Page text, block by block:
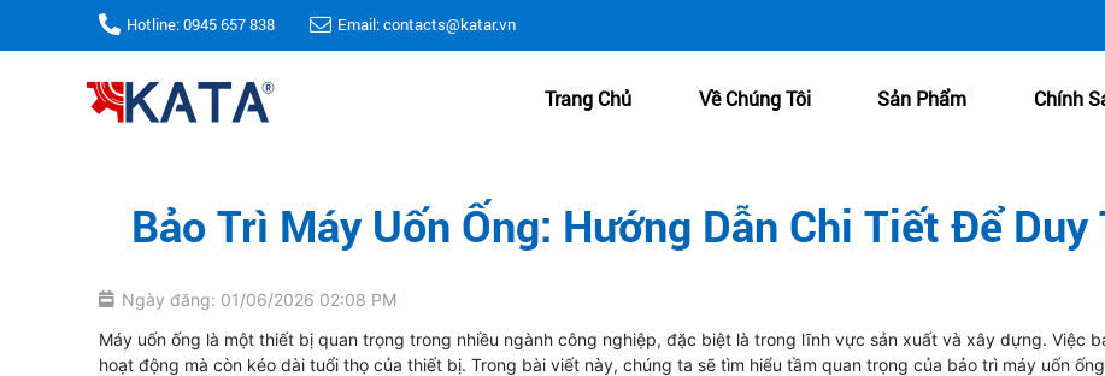
Hotline: 0945 657 838 Email: contacts@katar.vn
Trang Chủ Về Chúng Tôi Sản Phẩm Chính
Bảo Trì Máy Uốn Ống: Hướng Dẫn Chi Tiết Để
Ngày đăng: 01/06/2026 02:08 PM
Máy uốn ống là một thiết bị quan trọng trong nhiều ngành công nghiệp, đặc biệt là trong lĩnh vực sản xuất và xây dựng. Việc
hoạt động mà còn kéo dài tuổi thọ của thiết bị. Trong bài viết này, chúng ta sẽ tìm hiểu tầm quan trọng của bảo trì máy uốn